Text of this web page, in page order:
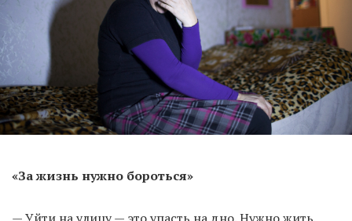
«За жизнь нужно бороться»